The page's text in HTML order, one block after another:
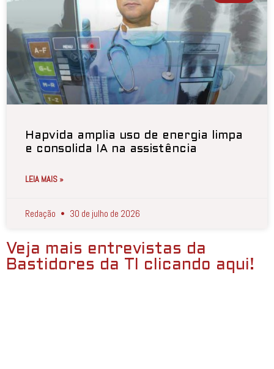
Hapvida amplia uso de energia limpa
e consolida IA na assistência
LEIA MAIS »
Redação 30 de julho de 2026
Veja mais entrevistas da
Bastidores da TI clicando aqui!